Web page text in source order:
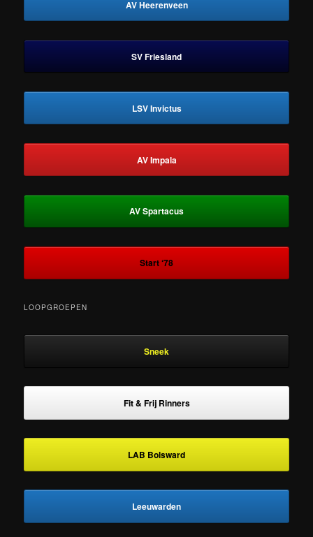
AV Heerenveen
SV Friesland
LSV Invictus
AV Impala
AV Spartacus
Start ‘78
LOOPGROEPEN
Sneek
Fit & Frij Rinners
LAB Bolsward
Leeuwarden